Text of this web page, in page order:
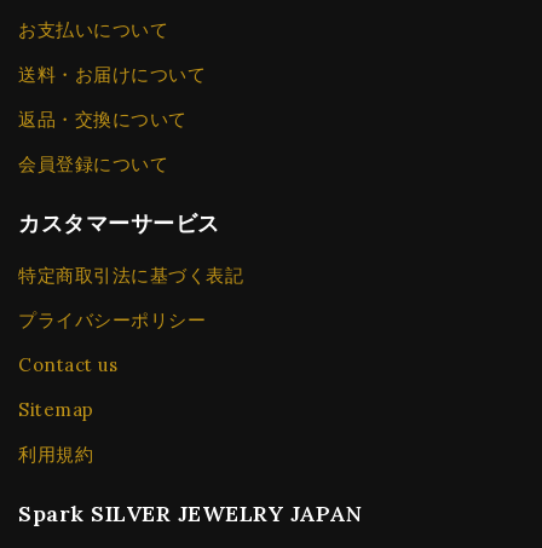
お支払いについて
送料・お届けについて
返品・交換について
会員登録について
カスタマーサービス
特定商取引法に基づく表記
プライバシーポリシー
Contact us
Sitemap
利用規約
Spark SILVER JEWELRY JAPAN